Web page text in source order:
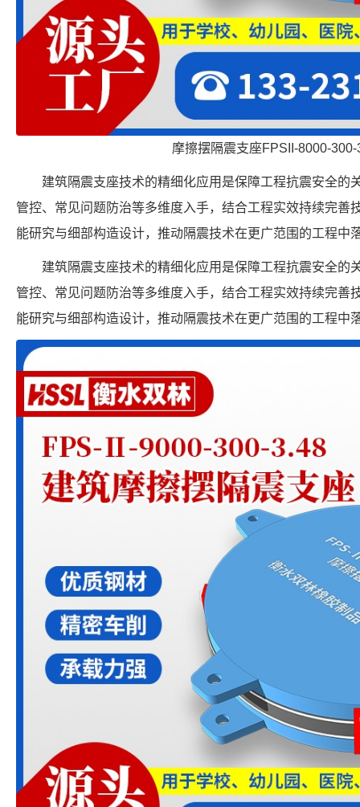
摩擦摆隔震支座FPSII-8000-300-
建筑隔震支座技术的精细化应用是保障工程抗震安全的
管控、常见问题防治等多维度入手，结合工程实效持续完善
能研究与细部构造设计，推动隔震技术在更广范围的工程中
建筑隔震支座技术的精细化应用是保障工程抗震安全的
管控、常见问题防治等多维度入手，结合工程实效持续完善
能研究与细部构造设计，推动隔震技术在更广范围的工程中